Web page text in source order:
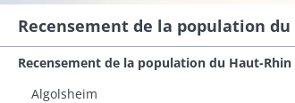
Recensement de la population du Haut-Rhin
Algolsheim